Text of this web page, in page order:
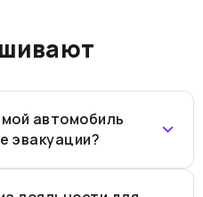
автомобиль
эвакуации?